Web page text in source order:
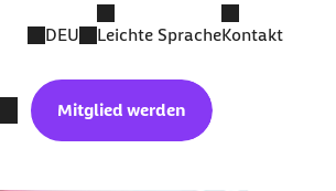
DEU Leichte SpracheKontakt
Mitglied werden